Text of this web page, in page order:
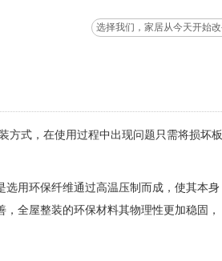
选择我们，家居从今天开始改
式，在使用过程中出现问题只需将损坏板
用环保纤维通过高温压制而成，使其本身
全屋整装的环保材料其物理性更加稳固，